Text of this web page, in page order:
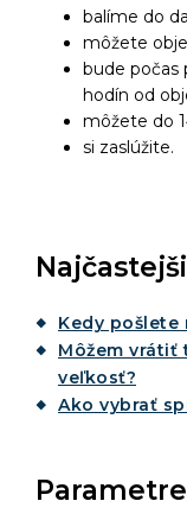
balíme do
môžete
bude počas
hodín od
môžete do
si zaslúžite.
Kedy pošlete
Môžem vrátiť
veľkosť?
Ako vybrať
Parametre